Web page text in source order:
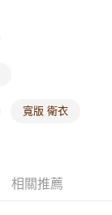
寬版 衛衣
相關推薦